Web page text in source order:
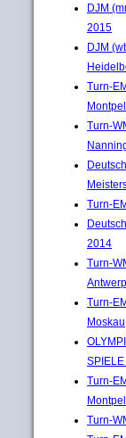
DJM
2015
DJM
Turn-
Turn-
Turn-
2014
Turn-
Turn-
Moskau
Turn-
Turn-